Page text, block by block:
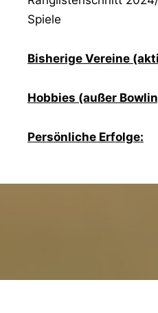
Spiele
Bisherige Vereine
Hobbies (außer
Persönliche Erfolge: